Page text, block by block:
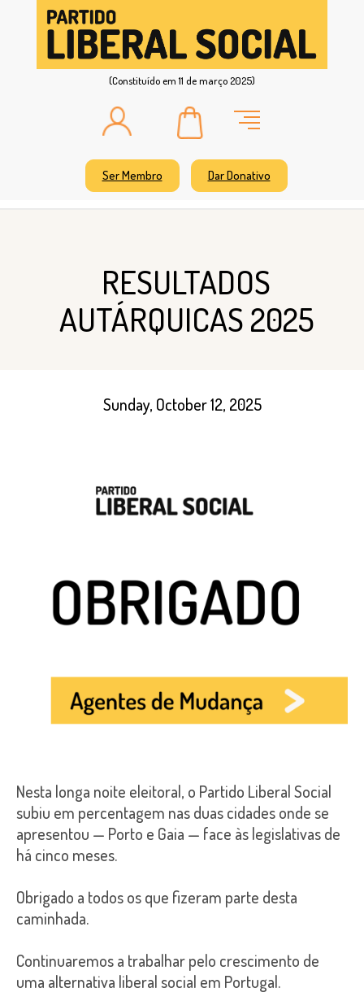
(Constituído em 11 de março 2025)
Ser Membro Dar Donativo
RESULTADOS
AUTÁRQUICAS 2025
Sunday, October 12, 2025
Nesta longa noite eleitoral, o Partido Liberal Social
subiu em percentagem nas duas cidades onde se
apresentou — Porto e Gaia — face às legislativas de
há cinco meses.
Obrigado a todos os que fizeram parte desta
caminhada.
Continuaremos a trabalhar pelo crescimento de
uma alternativa liberal social em Portugal.